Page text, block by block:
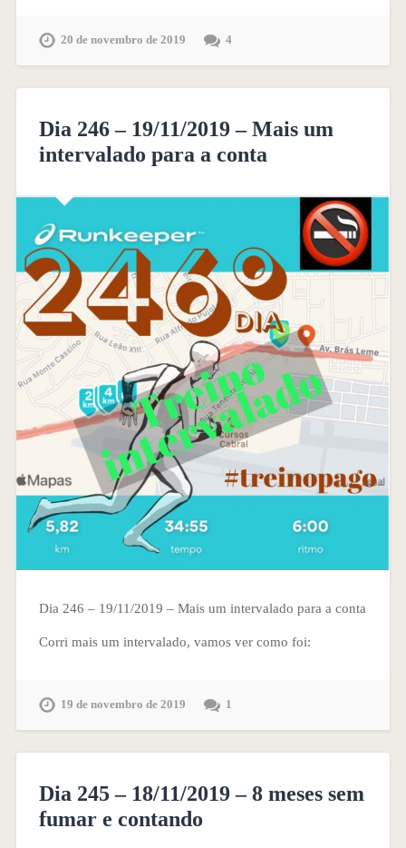
20 de novembro de 2019 4
Dia 246 – 19/11/2019 – Mais um
intervalado para a conta
Dia 246 – 19/11/2019 – Mais um intervalado para a conta
Corri mais um intervalado, vamos ver como foi:
19 de novembro de 2019 1
Dia 245 – 18/11/2019 – 8 meses sem
fumar e contando